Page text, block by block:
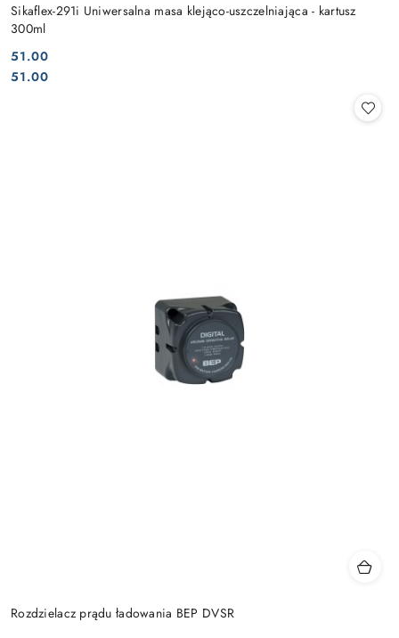
Sikaflex-291i Uniwersalna masa klejąco-uszczelniająca - kartusz
300ml
Cena:
51.00
Cena:
51.00
Rozdzielacz prądu ładowania BEP DVSR